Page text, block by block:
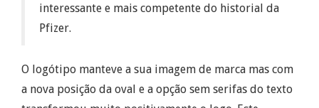
interessante e mais competente do historial da
Pfizer.
O logótipo manteve a sua imagem de marca mas com
a nova posição da oval e a opção sem serifas do texto